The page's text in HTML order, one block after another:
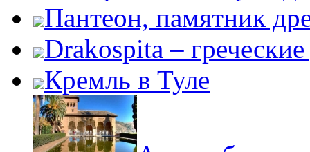
Пантеон, памятник
Drakospita –
Кремль в Туле